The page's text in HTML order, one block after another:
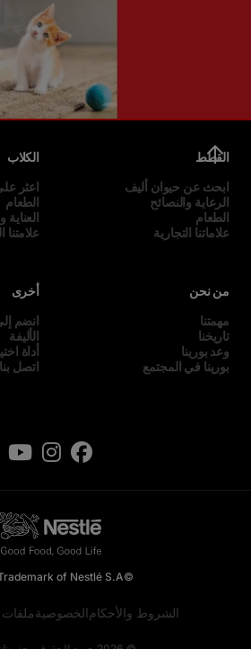
القطط
ابحث عن حيوان أليف
الرعاية والنصائح
الطعام
علاماتنا التجارية
الكلاب
اعثر
الطعام
العناية
علامتنا
من نحن
مهمتنا
تاريخنا
وعد بورينا
بورينا في المجتمع
أخرى
انضم
الأليفة
أداة
اتصل بنا
©Reg. Trademark of Nestlé S.A.
الشروط والأحكامالخصوصيةملفات